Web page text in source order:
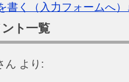
書く（入力フォームへ）
ント一覧
ん より: